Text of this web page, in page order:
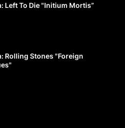
Left To Die "Initium Mortis”
Rolling Stones "Foreign